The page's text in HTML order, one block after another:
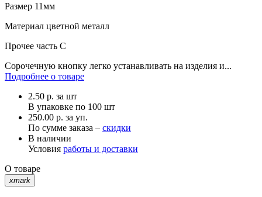
Размер 11мм
Материал цветной металл
Прочее часть С
Сорочечную кнопку легко устанавливать на изделия и...
Подробнее о товаре
2.50 р. за шт
В упаковке по 100 шт
250.00 р. за уп.
По сумме заказа – скидки
В наличии
Условия работы и доставки
О товаре
xmark